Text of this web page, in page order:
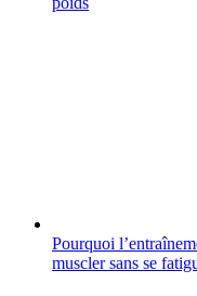
Pourquoi
muscler sans se